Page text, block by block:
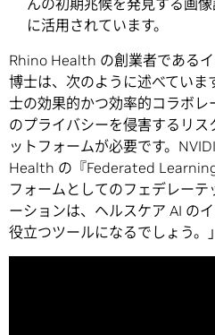
んの初期兆候を発見する画
に活用されています。
Rhino Health の創業者である
博士は、次のように述べていま
士の効果的かつ効率的コラボ
のプライバシーを侵害するリス
ットフォームが必要です。
Health の『Federated
フォームとしてのフェデレー
ーションは、ヘルスケア AI の
役立つツールになるでしょう。」